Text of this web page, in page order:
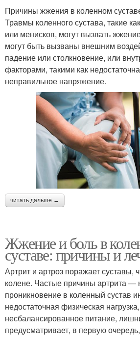
Причины жжения в коленном
Травмы коленного сустава, такие
или менисков, могут вызвать
могут быть вызваны внешним
падение или столкновение, или
факторами, такими как
неправильное напряжение.
читать дальше →
Жжение и боль в
суставе: причины и
Артрит и артроз поражает суставы,
колене. Частые причины артрита —
проникновение в коленный сустав
недостаточная физическая нагрузка,
несбалансированное питание,
предусматривает, в первую